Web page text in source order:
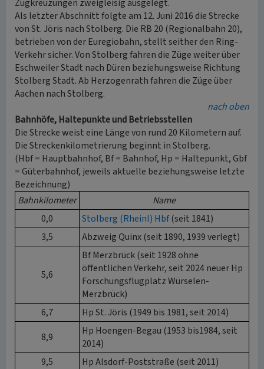
Zugkreuzungen zweigleisig ausgelegt.
Als letzter Abschnitt folgte am 12. Juni 2016 die Strecke
von St. Jöris nach Stolberg. Die RB 20 (Regionalbahn 20),
betrieben von der Euregiobahn, stellt seither den Ring-
Verkehr sicher. Von Stolberg fahren die Züge weiter über
Eschweiler Stadt nach Düren beziehungsweise Richtung
Stolberg Stadt. Ab Herzogenrath fahren die Züge über
Aachen nach Stolberg.
nach oben
Bahnhöfe, Haltepunkte und Betriebsstellen
Die Strecke weist eine Länge von rund 20 Kilometern auf.
Die Streckenkilometrierung beginnt in Stolberg.
(Hbf = Hauptbahnhof, Bf = Bahnhof, Hp = Haltepunkt, Gbf
= Güterbahnhof, jeweils aktuelle beziehungsweise letzte
Bezeichnung)
Bahnkilometer
Name
0,0
Stolberg (Rheinl) Hbf(seit 1841)
3,5
Abzweig Quinx (seit 1890, 1939 verlegt)
5,6
Bf Merzbrück (seit 1928 ohne
öffentlichen Verkehr, seit 2024 neuer Hp
Forschungsflugplatz Würselen-
Merzbrück)
6,7
Hp St. Jöris (1949 bis 1981, seit 2014)
8,9
Hp Hoengen-Begau (1953 bis1984, seit
2014)
9,5
Hp Alsdorf-Poststraße (seit 2011)